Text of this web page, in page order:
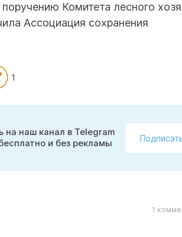
Комитета лесного
Ассоциация сохранения
1
на наш канал в Telegram
и без рекламы
1